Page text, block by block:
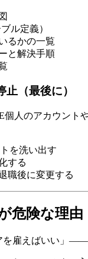
ル定義）
るかの一覧
と解決手順
（最後に）
人のアカウン
を洗い出す
する
職後に変更する
危険な理由
を雇えばいい」